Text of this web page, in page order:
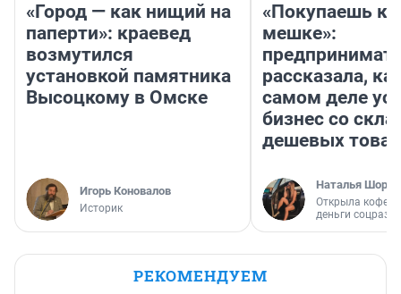
«Город — как нищий на
паперти»: краевед
возмутился
установкой памятника
Высоцкому в Омске
Игорь Коновалов
Историк
«Покупаешь
мешке»:
рассказала,
самом деле
бизнес со
дешевых
Наталья
Открыла
деньги
РЕКОМЕНДУЕМ